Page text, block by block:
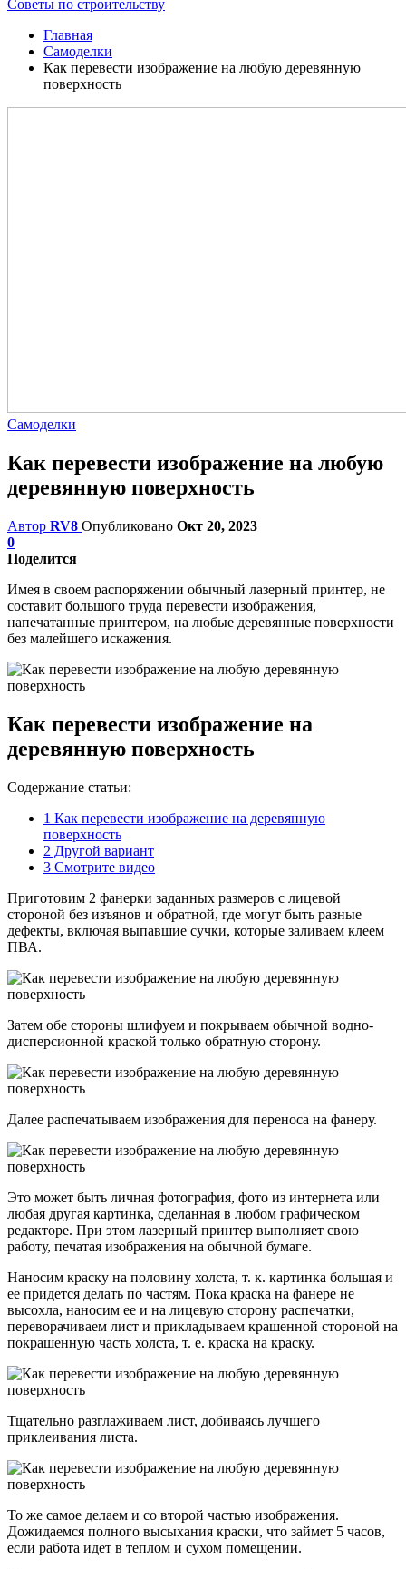
Советы по строительству
Главная
Самоделки
Как перевести изображение на любую деревянную
поверхность
Самоделки
Как перевести изображение на любую
деревянную поверхность
Автор RV8 Опубликовано Окт 20, 2023
0
Поделится
Имея в своем распоряжении обычный лазерный принтер, не
составит большого труда перевести изображения,
напечатанные принтером, на любые деревянные поверхности
без малейшего искажения.
Как перевести изображение на
деревянную поверхность
Содержание статьи:
1 Как перевести изображение на деревянную
поверхность
2 Другой вариант
3 Смотрите видео
Приготовим 2 фанерки заданных размеров с лицевой
стороной без изъянов и обратной, где могут быть разные
дефекты, включая выпавшие сучки, которые заливаем клеем
ПВА.
Затем обе стороны шлифуем и покрываем обычной водно-
дисперсионной краской только обратную сторону.
Далее распечатываем изображения для переноса на фанеру.
Это может быть личная фотография, фото из интернета или
любая другая картинка, сделанная в любом графическом
редакторе. При этом лазерный принтер выполняет свою
работу, печатая изображения на обычной бумаге.
Наносим краску на половину холста, т. к. картинка большая и
ее придется делать по частям. Пока краска на фанере не
высохла, наносим ее и на лицевую сторону распечатки,
переворачиваем лист и прикладываем крашенной стороной на
покрашенную часть холста, т. е. краска на краску.
Тщательно разглаживаем лист, добиваясь лучшего
приклеивания листа.
То же самое делаем и со второй частью изображения.
Дожидаемся полного высыхания краски, что займет 5 часов,
если работа идет в теплом и сухом помещении.